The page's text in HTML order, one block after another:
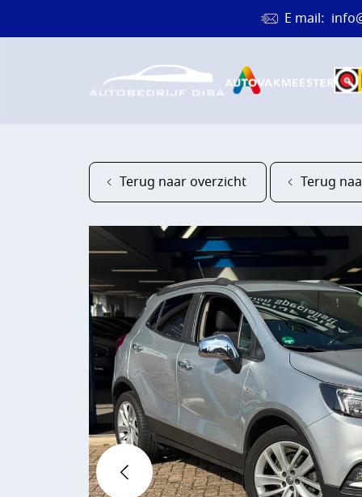
E mail:
HOME
AANBOD
OVER
Terug naar overzicht Terug